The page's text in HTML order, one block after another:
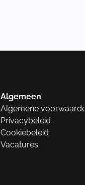
Algemeen
Algemene
Privacybeleid
Cookiebeleid
Vacatures